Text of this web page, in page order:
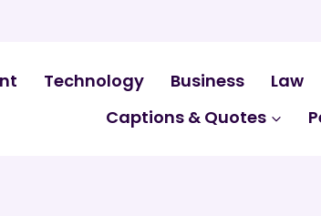
Technology Business Law
Captions & Quotes